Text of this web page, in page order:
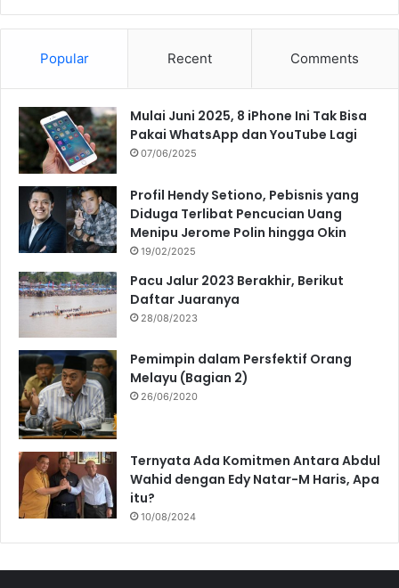
Popular Recent Comments
Mulai Juni 2025, 8 iPhone Ini Tak Bisa
Pakai WhatsApp dan YouTube Lagi
07/06/2025
Profil Hendy Setiono, Pebisnis yang
Diduga Terlibat Pencucian Uang
Menipu Jerome Polin hingga Okin
19/02/2025
Pacu Jalur 2023 Berakhir, Berikut
Daftar Juaranya
28/08/2023
Pemimpin dalam Persfektif Orang
Melayu (Bagian 2)
26/06/2020
Ternyata Ada Komitmen Antara Abdul
Wahid dengan Edy Natar-M Haris, Apa
itu?
10/08/2024